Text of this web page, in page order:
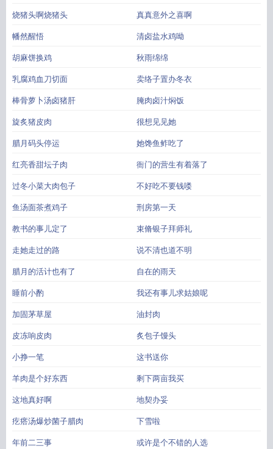
烧猪头啊烧猪头 真真意外之喜啊
幡然醒悟 清卤盐水鸡呦
胡麻饼换鸡 秋雨绵绵
乳腐鸡血刀切面 卖络子置办冬衣
棒骨萝卜汤卤猪肝 腌肉卤汁焖饭
旋炙猪皮肉 很想见见她
腊月码头停运 她馋鱼鲊吃了
红亮香甜坛子肉 衙门的营生有着落了
过冬小菜大肉包子 不好吃不要钱喽
鱼汤面茶煮鸡子 刑房第一天
教书的事儿定了 束脩银子拜师礼
走她走过的路 说不清也道不明
腊月的活计也有了 自在的雨天
睡前小酌 我还有事儿求姑娘呢
加固茅草屋 油封肉
皮冻响皮肉 炙包子馒头
小挣一笔 这书送你
羊肉是个好东西 剩下两亩我买
这地真好啊 地契办妥
疙瘩汤爆炒菌子腊肉 下雪啦
年前二三事 或许是个不错的人选